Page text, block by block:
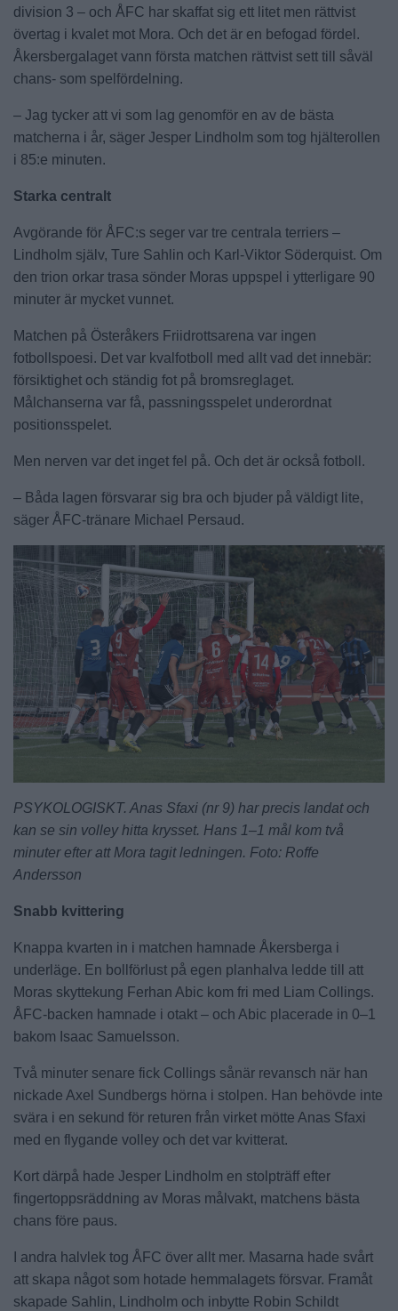
division 3 – och ÅFC har skaffat sig ett litet men rättvist
övertag i kvalet mot Mora. Och det är en befogad fördel.
Åkersbergalaget vann första matchen rättvist sett till såväl
chans- som spelfördelning.
– Jag tycker att vi som lag genomför en av de bästa
matcherna i år, säger Jesper Lindholm som tog hjälterollen
i 85:e minuten.
Starka centralt
Avgörande för ÅFC:s seger var tre centrala terriers –
Lindholm själv, Ture Sahlin och Karl-Viktor Söderquist. Om
den trion orkar trasa sönder Moras uppspel i ytterligare 90
minuter är mycket vunnet.
Matchen på Österåkers Friidrottsarena var ingen
fotbollspoesi. Det var kvalfotboll med allt vad det innebär:
försiktighet och ständig fot på bromsreglaget.
Målchanserna var få, passningsspelet underordnat
positionsspelet.
Men nerven var det inget fel på. Och det är också fotboll.
– Båda lagen försvarar sig bra och bjuder på väldigt lite,
säger ÅFC-tränare Michael Persaud.
PSYKOLOGISKT. Anas Sfaxi (nr 9) har precis landat och
kan se sin volley hitta krysset. Hans 1–1 mål kom två
minuter efter att Mora tagit ledningen. Foto: Roffe
Andersson
Snabb kvittering
Knappa kvarten in i matchen hamnade Åkersberga i
underläge. En bollförlust på egen planhalva ledde till att
Moras skyttekung Ferhan Abic kom fri med Liam Collings.
ÅFC-backen hamnade i otakt – och Abic placerade in 0–1
bakom Isaac Samuelsson.
Två minuter senare fick Collings sånär revansch när han
nickade Axel Sundbergs hörna i stolpen. Han behövde inte
svära i en sekund för returen från virket mötte Anas Sfaxi
med en flygande volley och det var kvitterat.
Kort därpå hade Jesper Lindholm en stolpträff efter
fingertoppsräddning av Moras målvakt, matchens bästa
chans före paus.
I andra halvlek tog ÅFC över allt mer. Masarna hade svårt
att skapa något som hotade hemmalagets försvar. Framåt
skapade Sahlin, Lindholm och inbytte Robin Schildt